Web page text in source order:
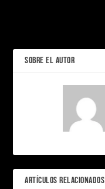
SOBRE EL AUTOR
ARTÍCULOS RELACIONADOS